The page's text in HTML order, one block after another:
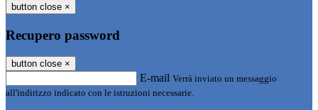
button close ×
Recupero password
button close ×
E-mail Verrà inviato un messaggio
all'indirizzo indicato con le istruzioni necessarie.